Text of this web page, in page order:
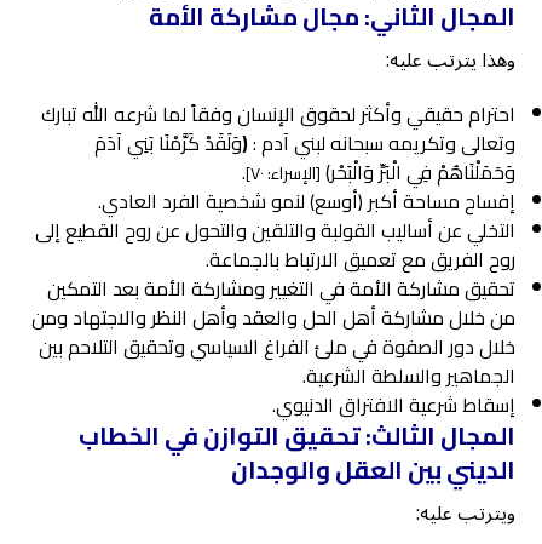
المجال الثاني: مجال مشاركة الأمة
وهذا يترتب عليه:
احترام حقيقي وأكثر لحقوق الإنسان وفقاً لما شرعه الله تبارك
وتعالى وتكريمه سبحانه لبني آدم :﴿وَلَقَدْ كَرَّمْنَا بَنِي آدَمَ
وَحَمَلْنَاهُمْ فِي الْبَرِّ وَالْبَحْر﴾ [الإسراء: ٧٠]
.
إفساح مساحة أكبر (أوسع) لنمو شخصية الفرد العادي.
التخلي عن أساليب القولبة والتلقين والتحول عن روح القطيع إلى
روح الفريق مع تعميق الارتباط بالجماعة.
تحقيق مشاركة الأمة في التغيير ومشاركة الأمة بعد التمكين
من خلال مشاركة أهل الحل والعقد وأهل النظر والاجتهاد ومن
خلال دور الصفوة في ملئ الفراغ السياسي وتحقيق التلاحم بين
الجماهير والسلطة الشرعية.
إسقاط شرعية الافتراق الدنيوي.
المجال الثالث: تحقيق التوازن في الخطاب
الديني بين العقل والوجدان
ويترتب عليه: